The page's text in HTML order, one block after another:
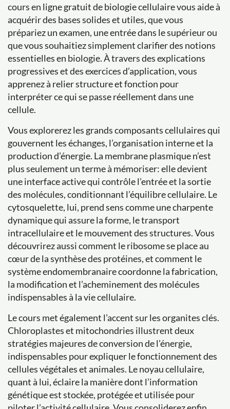
cours en ligne gratuit de biologie cellulaire vous aide à
acquérir des bases solides et utiles, que vous
prépariez un examen, une entrée dans le supérieur ou
que vous souhaitiez simplement clarifier des notions
essentielles en biologie. À travers des explications
progressives et des exercices d’application, vous
apprenez à relier structure et fonction pour
interpréter ce qui se passe réellement dans une
cellule.
Vous explorerez les grands composants cellulaires qui
gouvernent les échanges, l’organisation interne et la
production d’énergie. La membrane plasmique n’est
plus seulement un terme à mémoriser: elle devient
une interface active qui contrôle l’entrée et la sortie
des molécules, conditionnant l’équilibre cellulaire. Le
cytosquelette, lui, prend sens comme une charpente
dynamique qui assure la forme, le transport
intracellulaire et le mouvement des structures. Vous
découvrirez aussi comment le ribosome se place au
cœur de la synthèse des protéines, et comment le
système endomembranaire coordonne la fabrication,
la modification et l’acheminement des molécules
indispensables à la vie cellulaire.
Le cours met également l’accent sur les organites clés.
Chloroplastes et mitochondries illustrent deux
stratégies majeures de conversion de l’énergie,
indispensables pour expliquer le fonctionnement des
cellules végétales et animales. Le noyau cellulaire,
quant à lui, éclaire la manière dont l’information
génétique est stockée, protégée et utilisée pour